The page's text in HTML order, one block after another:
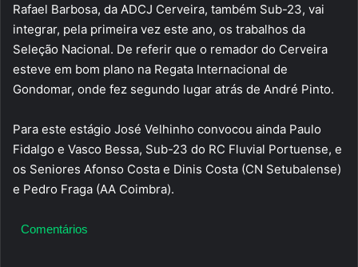
Rafael Barbosa, da ADCJ Cerveira, também Sub-23, vai
integrar, pela primeira vez este ano, os trabalhos da
Seleção Nacional. De referir que o remador do Cerveira
esteve em bom plano na Regata Internacional de
Gondomar, onde fez segundo lugar atrás de André Pinto.
Para este estágio José Velhinho convocou ainda Paulo
Fidalgo e Vasco Bessa, Sub-23 do RC Fluvial Portuense, e
os Seniores Afonso Costa e Dinis Costa (CN Setubalense)
e Pedro Fraga (AA Coimbra).
Comentários